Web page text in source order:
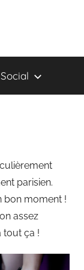
Social
parisien.
bon moment !
assez
tout ça !